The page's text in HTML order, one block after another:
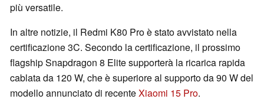
più versatile.
In altre notizie, il Redmi K80 Pro è stato avvistato nella
certificazione 3C. Secondo la certificazione, il prossimo
flagship Snapdragon 8 Elite supporterà la ricarica rapida
cablata da 120 W, che è superiore al supporto da 90 W del
modello annunciato di recenteXiaomi 15 Pro.